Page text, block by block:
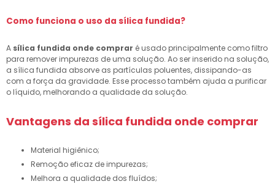
Como funciona o uso da sílica fundida?
A sílica fundida onde comprar é usado principalmente como filtro
para remover impurezas de uma solução. Ao ser inserido na solução,
a sílica fundida absorve as partículas poluentes, dissipando-as
com a força da gravidade. Esse processo também ajuda a purificar
o líquido, melhorando a qualidade da solução.
Vantagens da sílica fundida onde comprar
Material higiênico;
Remoção eficaz de impurezas;
Melhora a qualidade dos fluídos;